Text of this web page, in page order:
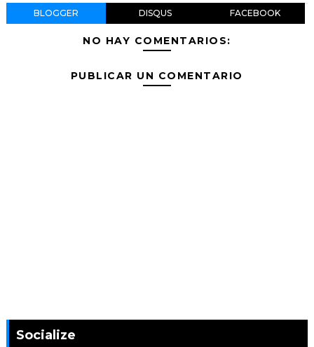
BLOGGER DISQUS FACEBOOK
NO HAY COMENTARIOS:
PUBLICAR UN COMENTARIO
Socialize